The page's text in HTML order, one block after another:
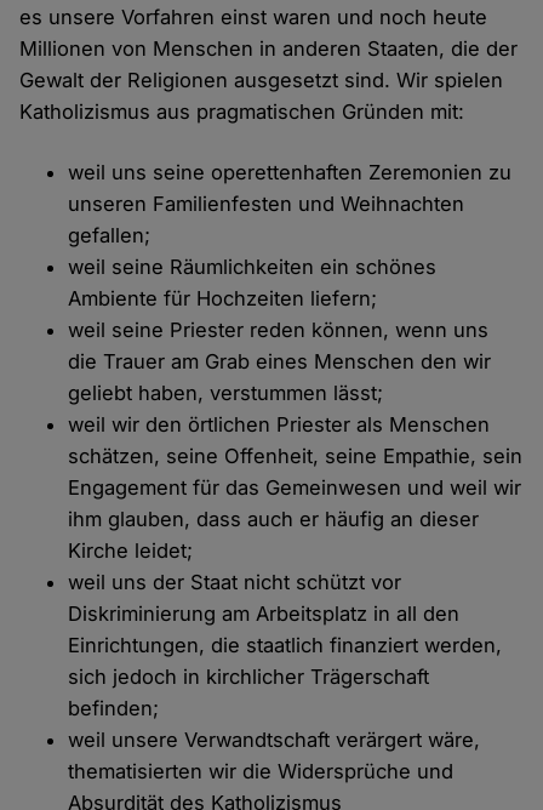
es unsere Vorfahren einst waren und noch heute
Millionen von Menschen in anderen Staaten, die der
Gewalt der Religionen ausgesetzt sind. Wir spielen
Katholizismus aus pragmatischen Gründen mit:
weil uns seine operettenhaften Zeremonien zu
unseren Familienfesten und Weihnachten
gefallen;
weil seine Räumlichkeiten ein schönes
Ambiente für Hochzeiten liefern;
weil seine Priester reden können, wenn uns
die Trauer am Grab eines Menschen den wir
geliebt haben, verstummen lässt;
weil wir den örtlichen Priester als Menschen
schätzen, seine Offenheit, seine Empathie, sein
Engagement für das Gemeinwesen und weil wir
ihm glauben, dass auch er häufig an dieser
Kirche leidet;
weil uns der Staat nicht schützt vor
Diskriminierung am Arbeitsplatz in all den
Einrichtungen, die staatlich finanziert werden,
sich jedoch in kirchlicher Trägerschaft
befinden;
weil unsere Verwandtschaft verärgert wäre,
thematisierten wir die Widersprüche und
Absurdität des Katholizismus